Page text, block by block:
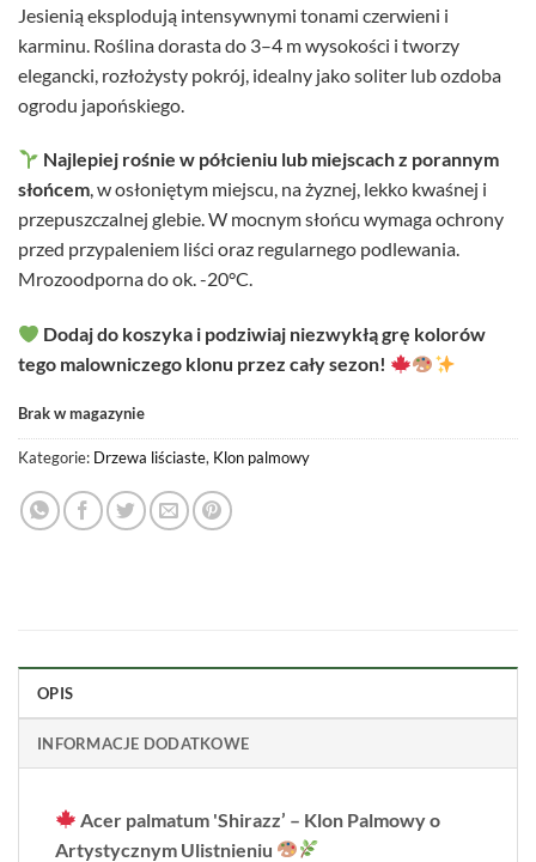
Jesienią eksplodują intensywnymi tonami czerwieni i
karminu. Roślina dorasta do 3–4 m wysokości i tworzy
elegancki, rozłożysty pokrój, idealny jako soliter lub ozdoba
ogrodu japońskiego.
Najlepiej rośnie w półcieniu lub miejscach z porannym
słońcem, w osłoniętym miejscu, na żyznej, lekko kwaśnej i
przepuszczalnej glebie. W mocnym słońcu wymaga ochrony
przed przypaleniem liści oraz regularnego podlewania.
Mrozoodporna do ok. -20°C.
Dodaj do koszyka i podziwiaj niezwykłą grę kolorów
tego malowniczego klonu przez cały sezon!
Brak w magazynie
Kategorie: Drzewa liściaste, Klon palmowy
OPIS
INFORMACJE DODATKOWE
Acer palmatum 'Shirazz’ – Klon Palmowy o
Artystycznym Ulistnieniu